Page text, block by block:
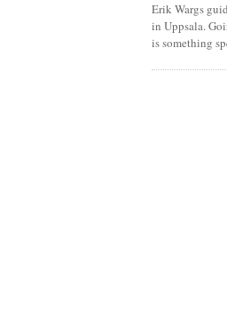
Erik Wargs
in Uppsala.
is something